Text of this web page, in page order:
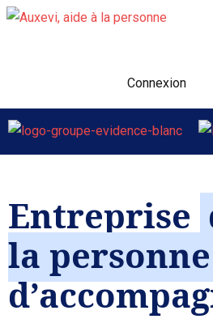
Connexion
Entreprise
la personne